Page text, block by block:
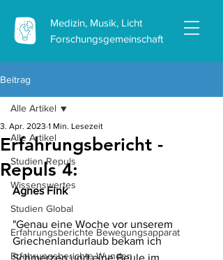
Medizin, Musik, Licht
Forschungsgemeinschaft
Beitrag
Alle Artikel
Studien Repuls
Wissenswertes
Studien Global
Erfahrungsberichte Bewegungsapparat
Erfahrungsberichte Wunden
Alle Artikel
Erfahrungsbericht -
Repuls 4:
3. Apr. 2023 1 Min. Lesezeit
Agnes Fink
"Genau eine Woche vor unserem
Griechenlandurlaub bekam ich
Schmerzen und eine Beule im